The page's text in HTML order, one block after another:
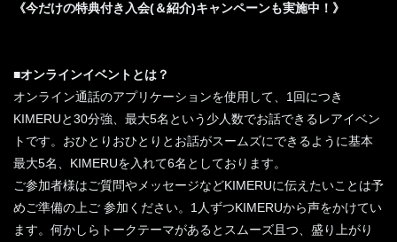
《今だけの特典付き入会(＆紹介)キャンペーンも実施中！》
■オンラインイベントとは？
オンライン通話のアプリケーションを使用して、1回につき
KIMERUと30分強、最大5名という少人数でお話できるレアイベン
トです。おひとりおひとりとお話がスームズにできるように基本
最大5名、KIMERUを入れて6名としております。
ご参加者様はご質問やメッセージなどKIMERUに伝えたいことは予
めご準備の上ご 参加ください。1人ずつKIMERUから声をかけてい
ます。何かしらトークテーマがあるとスムーズ且つ、盛り上がり